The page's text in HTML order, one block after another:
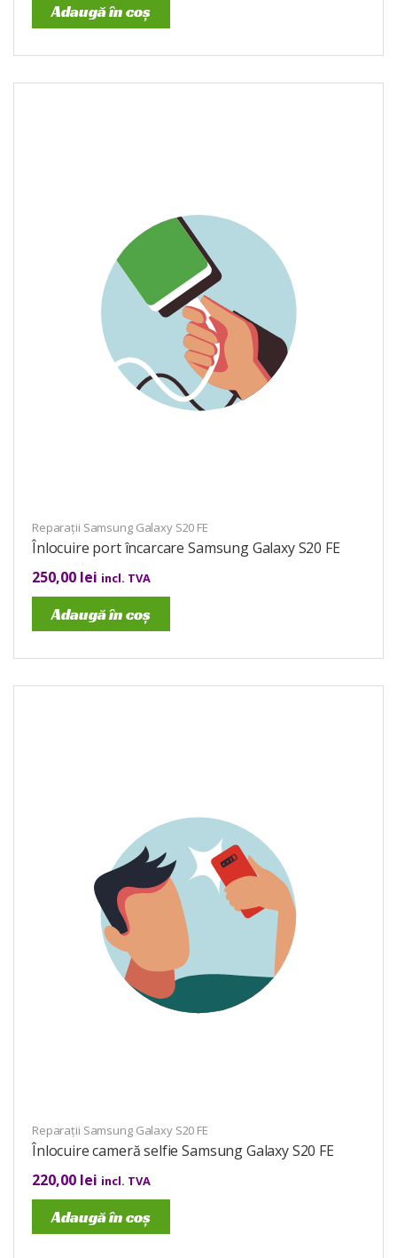
Adaugă în coș
Reparații Samsung Galaxy S20 FE
Înlocuire port încarcare Samsung Galaxy S20 FE
250,00 lei incl. TVA
Adaugă în coș
Reparații Samsung Galaxy S20 FE
Înlocuire cameră selfie Samsung Galaxy S20 FE
220,00 lei incl. TVA
Adaugă în coș